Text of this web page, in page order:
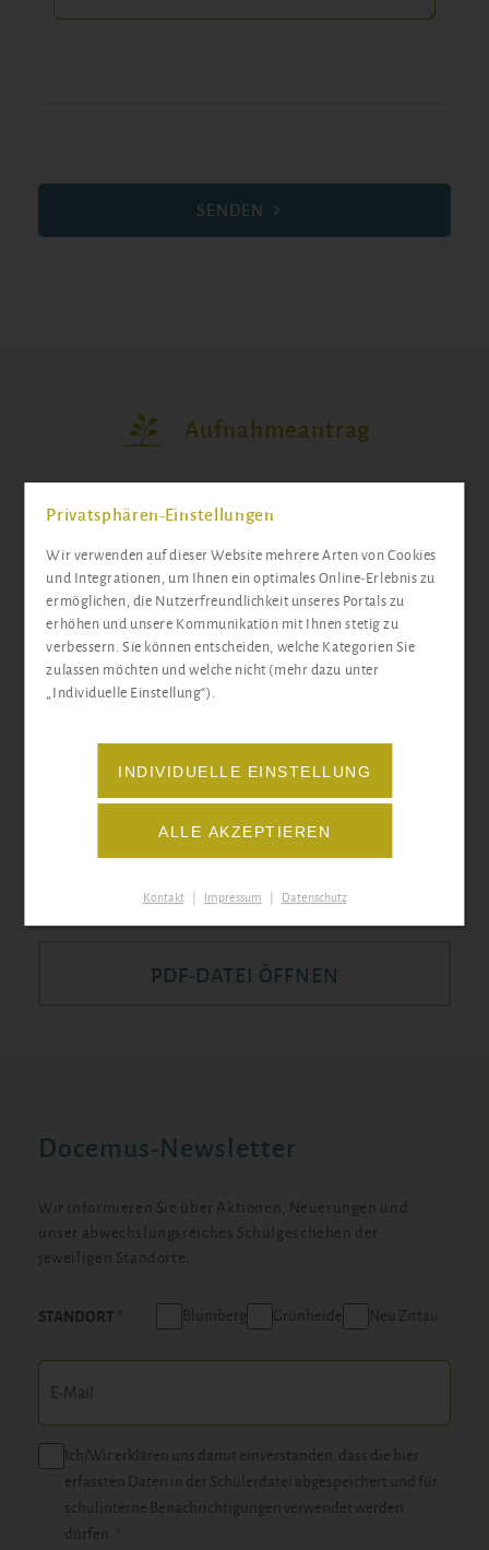
SENDEN
Aufnahmeantrag
ONLINE AUSFÜLLEN
PDF-DATEI ÖFFNEN
Docemus-Newsletter
Wir informieren Sie über Aktionen, Neuerungen und
unser abwechslungsreiches Schulgeschehen der
jeweiligen Standorte.
STANDORT Blumberg Grünheide Neu Zittau
Ich/Wir erklären uns damit einverstanden, dass die hier
erfassten Daten in der Schülerdatei abgespeichert und für
schulinterne Benachrichtigungen verwendet werden
dürfen. *
Privatsphären-Einstellungen
Wir verwenden auf dieser Website mehrere Arten von Cookies
und Integrationen, um Ihnen ein optimales Online-Erlebnis zu
ermöglichen, die Nutzerfreundlichkeit unseres Portals zu
erhöhen und unsere Kommunikation mit Ihnen stetig zu
verbessern. Sie können entscheiden, welche Kategorien Sie
zulassen möchten und welche nicht (mehr dazu unter
„Individuelle Einstellung“).
INDIVIDUELLE EINSTELLUNG
ALLE AKZEPTIEREN
Kontakt Impressum Datenschutz